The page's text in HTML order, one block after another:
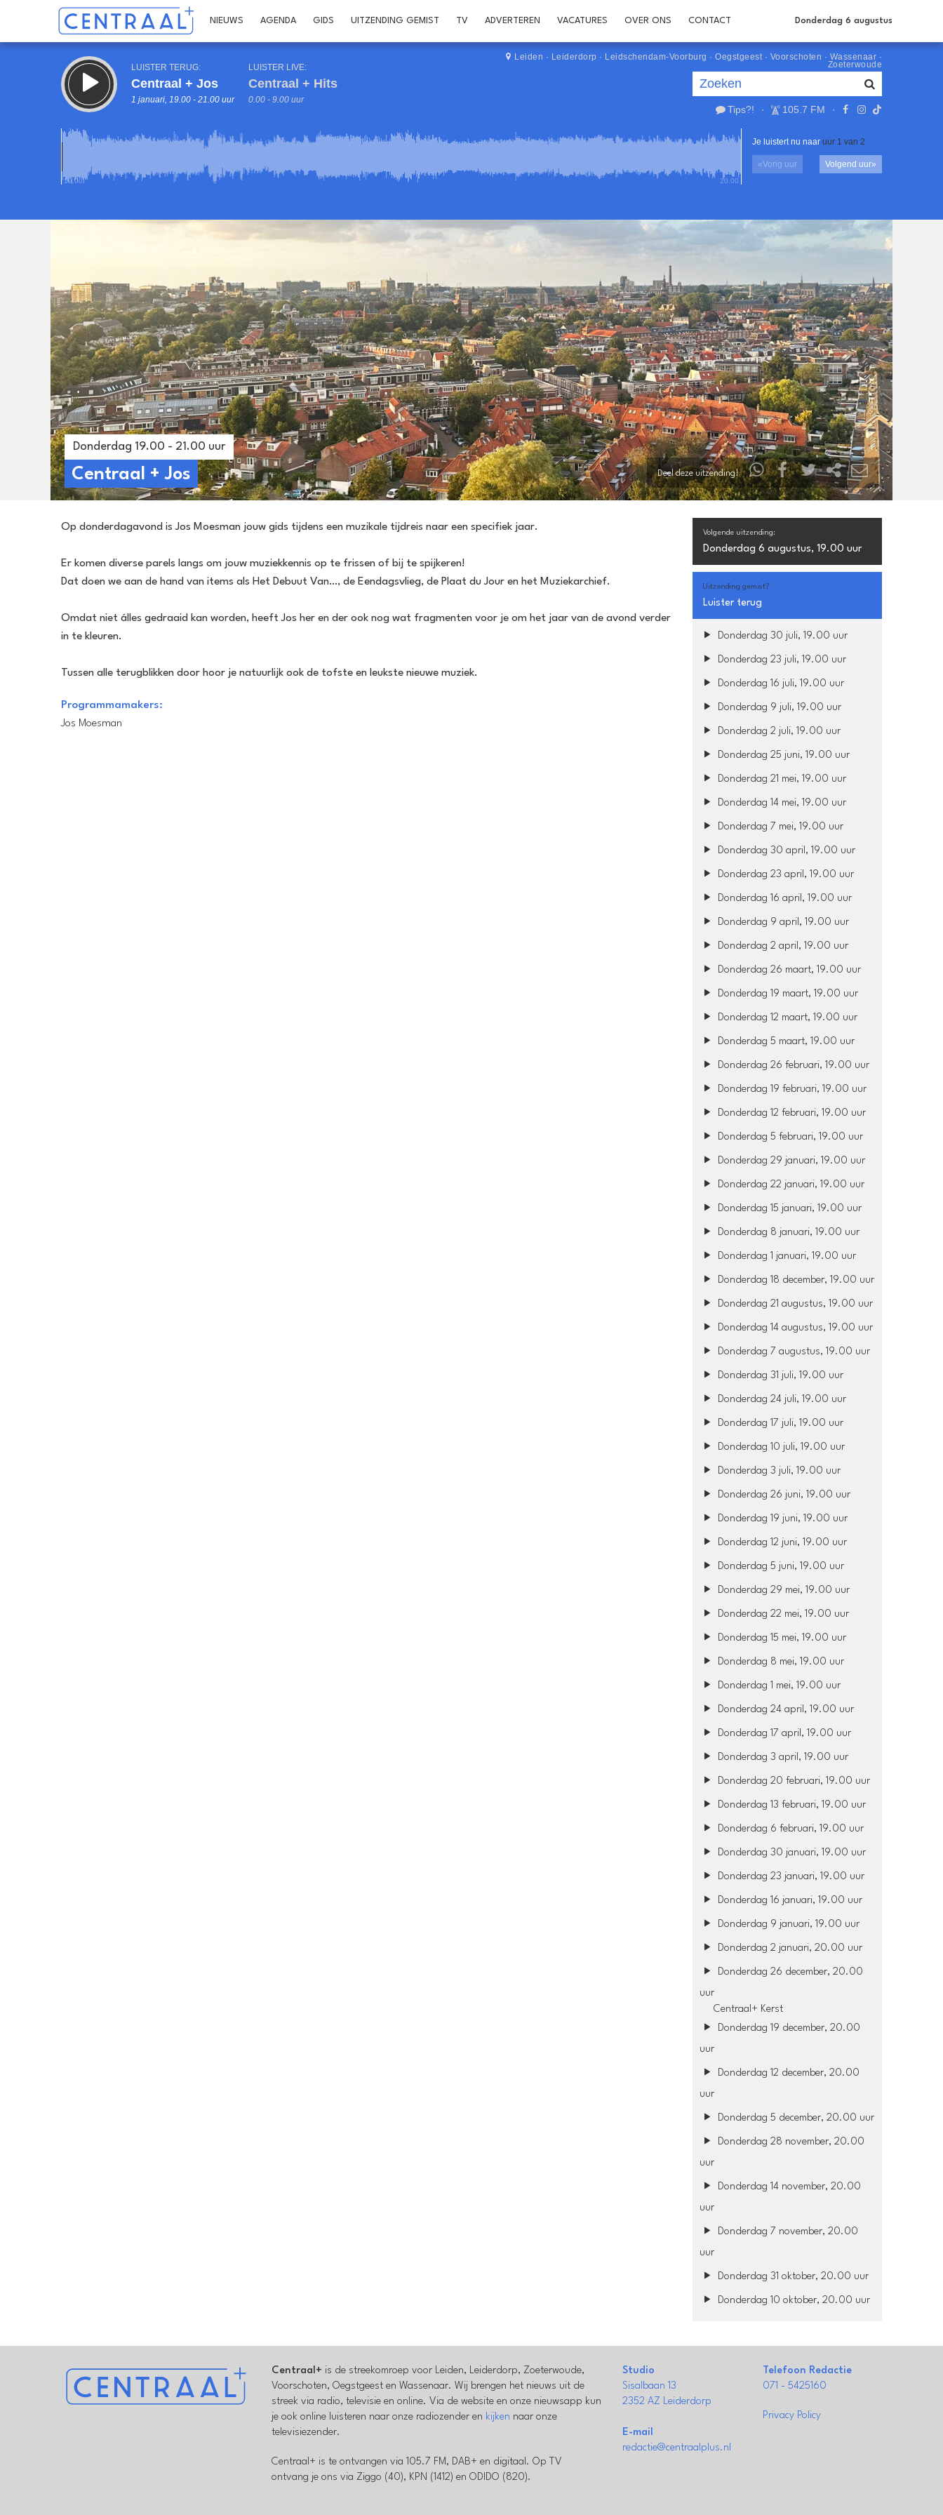
NIEUWS AGENDA GIDS UITZENDING GEMIST TV ADVERTEREN VACATURES OVER ONS CONTACT Donderdag 6 augustus
LUISTER TERUG:
Centraal + Jos
1 januari, 19.00 - 21.00 uur
LUISTER LIVE:
Centraal + Hits
0.00 - 9.00 uur
Leiden · Leiderdorp · Leidschendam-Voorburg · Oegstgeest· Voorschoten · Wassenaar ·
Zoeterwoude
Tips?! · 105.7 FM ·
19.00 20.00
Je luistert nu naar uur 1 van 2
«Vorig uur Volgend uur»
Donderdag 19.00 - 21.00 uur
Centraal + Jos Deel deze uitzending!
Op donderdagavond is Jos Moesman jouw gids tijdens een muzikale tijdreis naar een specifiek jaar.
Er komen diverse parels langs om jouw muziekkennis op te frissen of bij te spijkeren!
Dat doen we aan de hand van items als Het Debuut Van…, de Eendagsvlieg, de Plaat du Jour en het Muziekarchief.
Omdat niet álles gedraaid kan worden, heeft Jos her en der ook nog wat fragmenten voor je om het jaar van de avond verder
in te kleuren.
Tussen alle terugblikken door hoor je natuurlijk ook de tofste en leukste nieuwe muziek.
Programmamakers:
Jos Moesman
Volgende uitzending:
Donderdag 6 augustus, 19.00 uur
Uitzending gemist?
Luister terug
Donderdag 30 juli, 19.00 uur
Donderdag 23 juli, 19.00 uur
Donderdag 16 juli, 19.00 uur
Donderdag 9 juli, 19.00 uur
Donderdag 2 juli, 19.00 uur
Donderdag 25 juni, 19.00 uur
Donderdag 21 mei, 19.00 uur
Donderdag 14 mei, 19.00 uur
Donderdag 7 mei, 19.00 uur
Donderdag 30 april, 19.00 uur
Donderdag 23 april, 19.00 uur
Donderdag 16 april, 19.00 uur
Donderdag 9 april, 19.00 uur
Donderdag 2 april, 19.00 uur
Donderdag 26 maart, 19.00 uur
Donderdag 19 maart, 19.00 uur
Donderdag 12 maart, 19.00 uur
Donderdag 5 maart, 19.00 uur
Donderdag 26 februari, 19.00 uur
Donderdag 19 februari, 19.00 uur
Donderdag 12 februari, 19.00 uur
Donderdag 5 februari, 19.00 uur
Donderdag 29 januari, 19.00 uur
Donderdag 22 januari, 19.00 uur
Donderdag 15 januari, 19.00 uur
Donderdag 8 januari, 19.00 uur
Donderdag 1 januari, 19.00 uur
Donderdag 18 december, 19.00 uur
Donderdag 21 augustus, 19.00 uur
Donderdag 14 augustus, 19.00 uur
Donderdag 7 augustus, 19.00 uur
Donderdag 31 juli, 19.00 uur
Donderdag 24 juli, 19.00 uur
Donderdag 17 juli, 19.00 uur
Donderdag 10 juli, 19.00 uur
Donderdag 3 juli, 19.00 uur
Donderdag 26 juni, 19.00 uur
Donderdag 19 juni, 19.00 uur
Donderdag 12 juni, 19.00 uur
Donderdag 5 juni, 19.00 uur
Donderdag 29 mei, 19.00 uur
Donderdag 22 mei, 19.00 uur
Donderdag 15 mei, 19.00 uur
Donderdag 8 mei, 19.00 uur
Donderdag 1 mei, 19.00 uur
Donderdag 24 april, 19.00 uur
Donderdag 17 april, 19.00 uur
Donderdag 3 april, 19.00 uur
Donderdag 20 februari, 19.00 uur
Donderdag 13 februari, 19.00 uur
Donderdag 6 februari, 19.00 uur
Donderdag 30 januari, 19.00 uur
Donderdag 23 januari, 19.00 uur
Donderdag 16 januari, 19.00 uur
Donderdag 9 januari, 19.00 uur
Donderdag 2 januari, 20.00 uur
Donderdag 26 december, 20.00
uur
Centraal+ Kerst
Donderdag 19 december, 20.00
uur
Donderdag 12 december, 20.00
uur
Donderdag 5 december, 20.00 uur
Donderdag 28 november, 20.00
uur
Donderdag 14 november, 20.00
uur
Donderdag 7 november, 20.00
uur
Donderdag 31 oktober, 20.00 uur
Donderdag 10 oktober, 20.00 uur
Centraal+ is de streekomroep voor Leiden, Leiderdorp, Zoeterwoude,
Voorschoten, Oegstgeest en Wassenaar. Wij brengen het nieuws uit de
streek via radio, televisie en online. Via de website en onze nieuwsapp kun
je ook online luisteren naar onze radiozender en kijken naar onze
televisiezender.
Centraal+ is te ontvangen via 105.7 FM, DAB+ en digitaal. Op TV
ontvang je ons via Ziggo (40), KPN (1412) en ODIDO (820).
Studio
Sisalbaan 13
2352 AZ Leiderdorp
E-mail
redactie@centraalplus.nl
Telefoon Redactie
071 - 5425160
Privacy Policy